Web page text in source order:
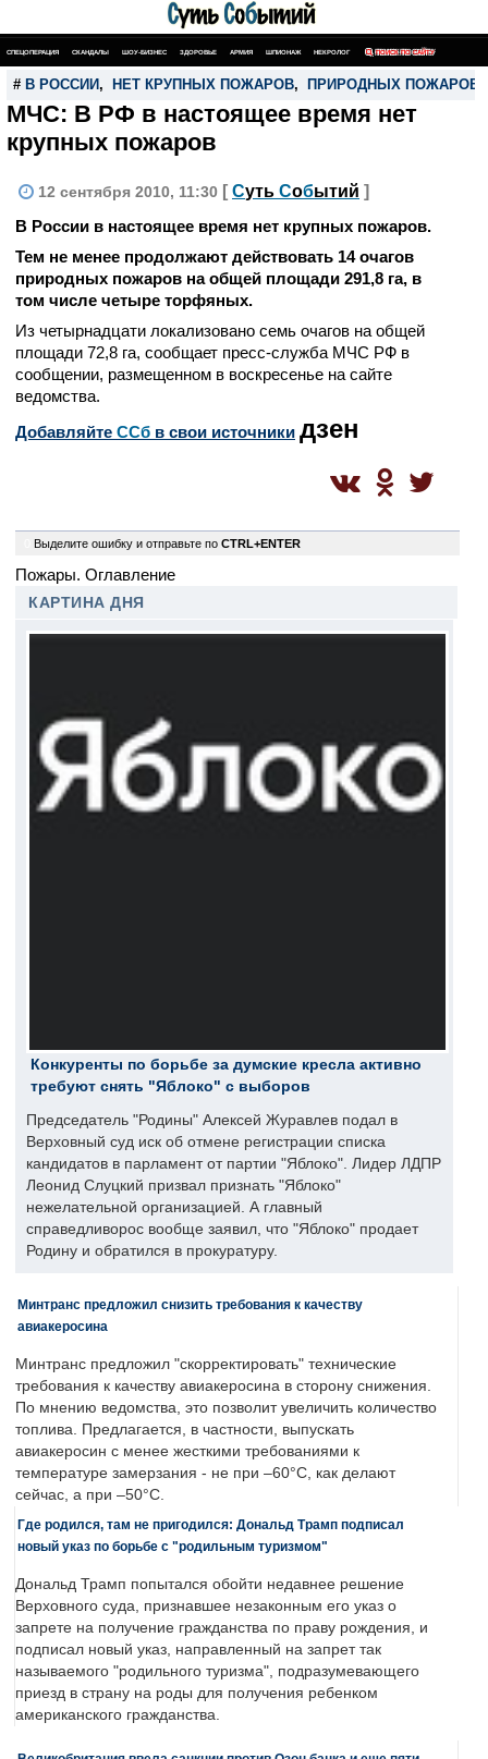
СПЕЦОПЕРАЦИЯ СКАНДАЛЫ ШОУ-БИЗНЕС ЗДОРОВЬЕ АРМИЯ ШПИОНАЖ НЕКРОЛОГ ПОИСК ПО САЙТУ
# В РОССИИ , НЕТ КРУПНЫХ ПОЖАРОВ, ПРИРОДНЫХ ПОЖАРОВ
МЧС: В РФ в настоящее время нет
крупных пожаров
12 сентября 2010, 11:30 [ Суть Событий ]
В России в настоящее время нет крупных пожаров.
Тем не менее продолжают действовать 14 очагов
природных пожаров на общей площади 291,8 га, в
том числе четыре торфяных.
Из четырнадцати локализовано семь очагов на общей
площади 72,8 га, сообщает пресс-служба МЧС РФ в
сообщении, размещенном в воскресенье на сайте
ведомства.
Добавляйте CСб в свои источники дзен
Выделите ошибку и отправьте по CTRL+ENTER
Пожары. Оглавление
КАРТИНА ДНЯ
Конкуренты по борьбе за думские кресла активно
требуют снять "Яблоко" с выборов
Председатель "Родины" Алексей Журавлев подал в
Верховный суд иск об отмене регистрации списка
кандидатов в парламент от партии "Яблоко". Лидер ЛДПР
Леонид Слуцкий призвал признать "Яблоко"
нежелательной организацией. А главный
справедливорос вообще заявил, что "Яблоко" продает
Родину и обратился в прокуратуру.
Минтранс предложил снизить требования к качеству
авиакеросина
Минтранс предложил "скорректировать" технические
требования к качеству авиакеросина в сторону снижения.
По мнению ведомства, это позволит увеличить количество
топлива. Предлагается, в частности, выпускать
авиакеросин с менее жесткими требованиями к
температуре замерзания - не при –60°C, как делают
сейчас, а при –50°C.
Где родился, там не пригодился: Дональд Трамп подписал
новый указ по борьбе с "родильным туризмом"
Дональд Трамп попытался обойти недавнее решение
Верховного суда, признавшее незаконным его указ о
запрете на получение гражданства по праву рождения, и
подписал новый указ, направленный на запрет так
называемого "родильного туризма", подразумевающего
приезд в страну на роды для получения ребенком
американского гражданства.